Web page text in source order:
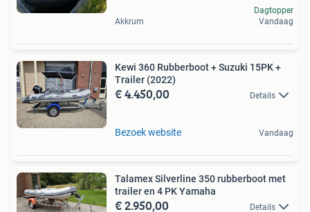
Akkrum
Dagtopper
Vandaag
Kewi 360 Rubberboot + Suzuki 15PK +
Trailer (2022)
€ 4.450,00 Details
Bezoek website Vandaag
Talamex Silverline 350 rubberboot met
trailer en 4 PK Yamaha
€ 2.950,00 Details